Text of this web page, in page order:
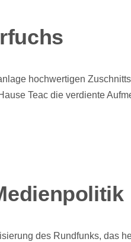
hochwertigen
Teac die verdiente
des Rundfunks, das